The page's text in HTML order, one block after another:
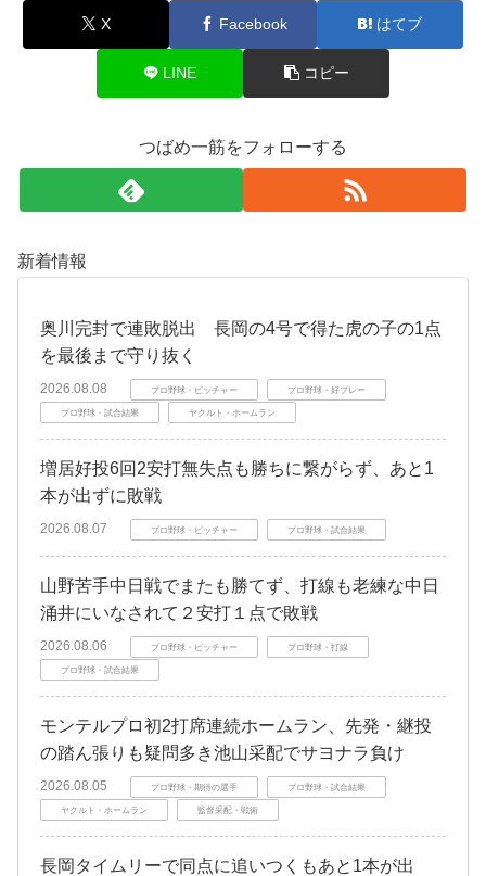
X Facebook はてブ
LINE コピー
つばめ一筋をフォローする
新着情報
奥川完封で連敗脱出 長岡の4号で得た虎の子の1点
を最後まで守り抜く
2026.08.08 プロ野球・ピッチャー プロ野球・好プレー
プロ野球・試合結果 ヤクルト・ホームラン
増居好投6回2安打無失点も勝ちに繋がらず、あと1
本が出ずに敗戦
2026.08.07 プロ野球・ピッチャー プロ野球・試合結果
山野苦手中日戦でまたも勝てず、打線も老練な中日
涌井にいなされて２安打１点で敗戦
2026.08.06 プロ野球・ピッチャー プロ野球・打線
プロ野球・試合結果
モンテルプロ初2打席連続ホームラン、先発・継投
の踏ん張りも疑問多き池山采配でサヨナラ負け
2026.08.05 プロ野球・期待の選手 プロ野球・試合結果
ヤクルト・ホームラン 監督采配・戦術
長岡タイムリーで同点に追いつくもあと1本が出